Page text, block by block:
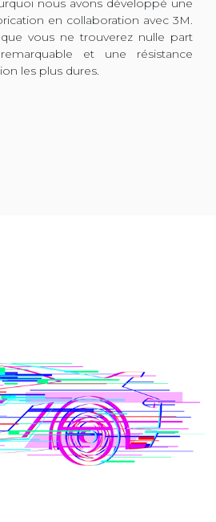
en collaboration avec 3M.
vous ne trouverez nulle part
et une résistance
les plus dures.